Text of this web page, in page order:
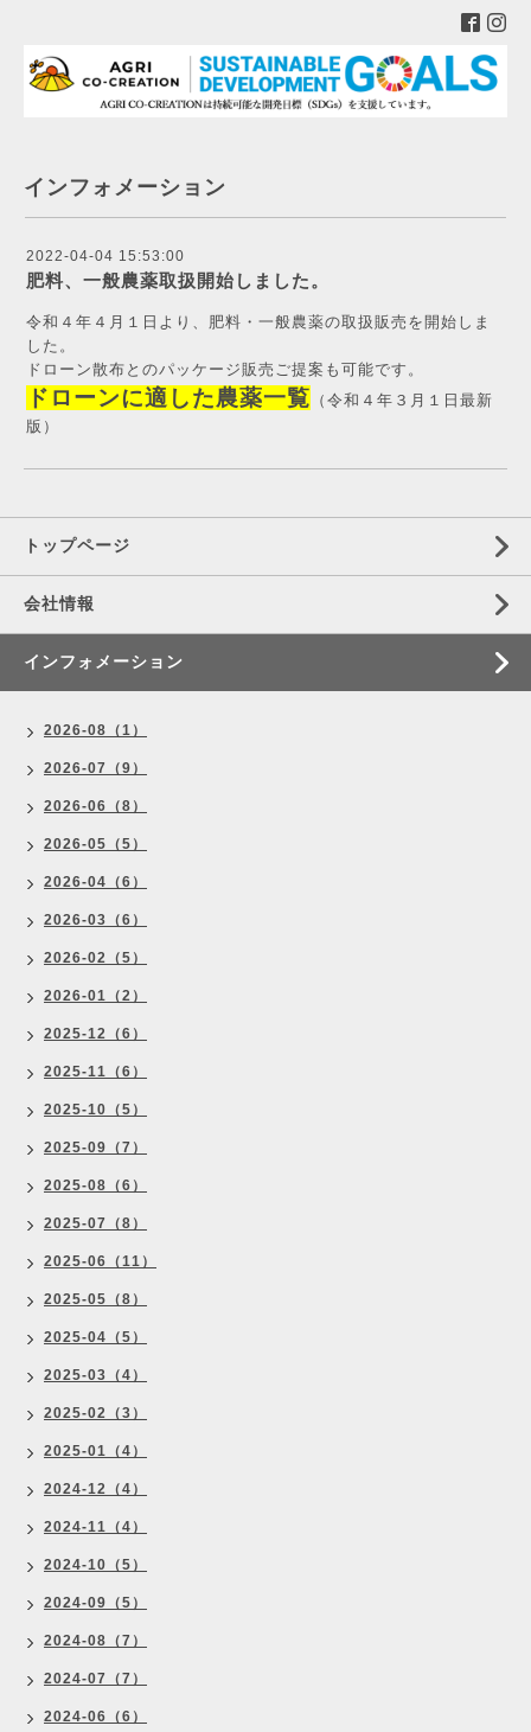
インフォメーション
2022-04-04 15:53:00
肥料、一般農薬取扱開始しました。
令和４年４月１日より、肥料・一般農薬の取扱販売を開始しま
した。
ドローン散布とのパッケージ販売ご提案も可能です。
ドローンに適した農薬一覧 （令和４年３月１日最新
版）
トップページ
会社情報
インフォメーション
2026-08（1）
2026-07（9）
2026-06（8）
2026-05（5）
2026-04（6）
2026-03（6）
2026-02（5）
2026-01（2）
2025-12（6）
2025-11（6）
2025-10（5）
2025-09（7）
2025-08（6）
2025-07（8）
2025-06（11）
2025-05（8）
2025-04（5）
2025-03（4）
2025-02（3）
2025-01（4）
2024-12（4）
2024-11（4）
2024-10（5）
2024-09（5）
2024-08（7）
2024-07（7）
2024-06（6）